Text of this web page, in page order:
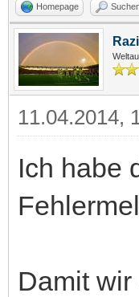
Homepage
11.04.2014,
Ich habe
Damit